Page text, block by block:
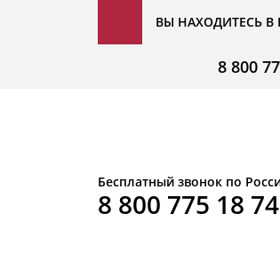
ВЫ НАХОДИТЕСЬ В
8 800
Бесплатный звонок по
8 800 775 18 74